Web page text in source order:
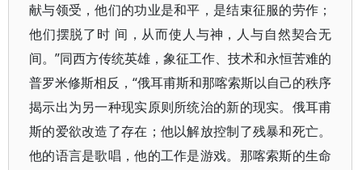
献与领受，他们的功业是和平，是结束征服的劳作；
他们摆脱了时 间，从而使人与神，人与自然契合无
间。”同西方传统英雄，象征工作、技术和永恒苦难的
普罗米修斯相反，“俄耳甫斯和那喀索斯以自己的秩序
揭示出为另一种现实原则所统治的新的现实。俄耳甫
斯的爱欲改造了存在；他以解放控制了残暴和死亡。
他的语言是歌唱，他的工作是游戏。那喀索斯的生命